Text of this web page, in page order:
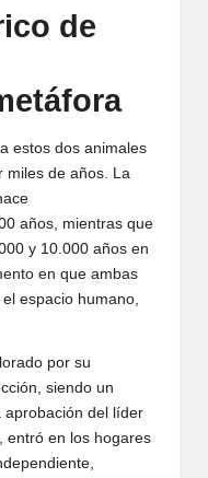
de
estos dos animales
miles de años. La
años, mientras que
y 10.000 años en
en que ambas
espacio humano,
por su
siendo un
aprobación del líder
entró en los hogares